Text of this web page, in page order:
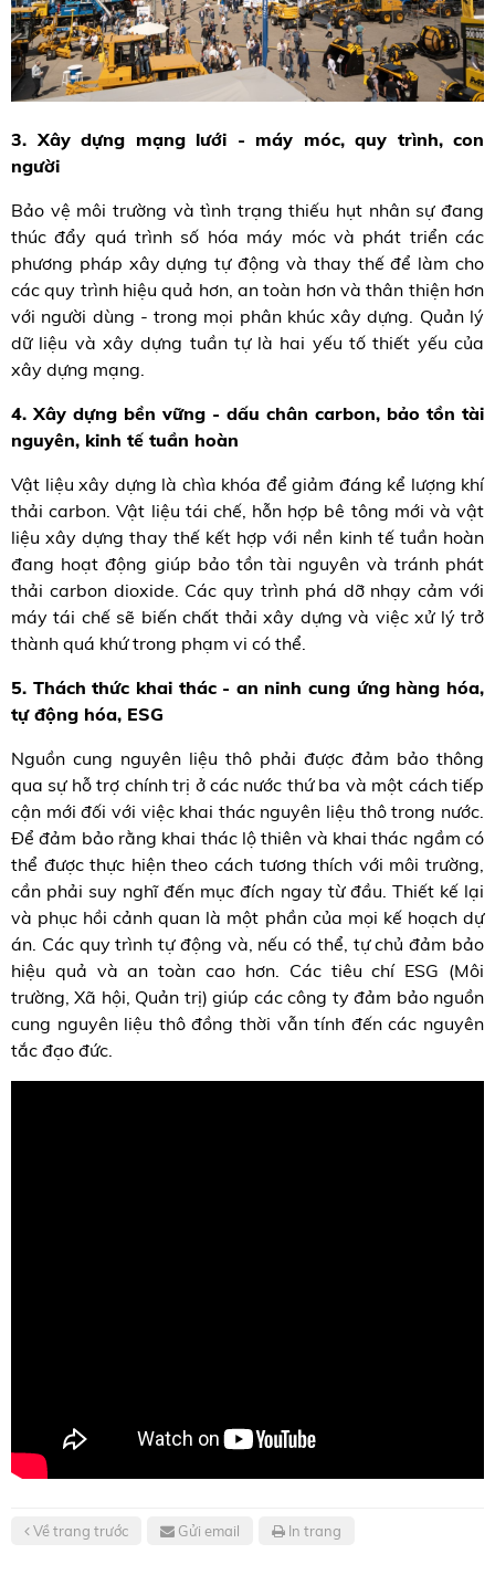
3. Xây dựng mạng lưới - máy móc, quy trình, con
người
Bảo vệ môi trường và tình trạng thiếu hụt nhân sự đang
thúc đẩy quá trình số hóa máy móc và phát triển các
phương pháp xây dựng tự động và thay thế để làm cho
các quy trình hiệu quả hơn, an toàn hơn và thân thiện hơn
với người dùng - trong mọi phân khúc xây dựng. Quản lý
dữ liệu và xây dựng tuần tự là hai yếu tố thiết yếu của
xây dựng mạng.
4. Xây dựng bền vững - dấu chân carbon, bảo tồn tài
nguyên, kinh tế tuần hoàn
Vật liệu xây dựng là chìa khóa để giảm đáng kể lượng khí
thải carbon. Vật liệu tái chế, hỗn hợp bê tông mới và vật
liệu xây dựng thay thế kết hợp với nền kinh tế tuần hoàn
đang hoạt động giúp bảo tồn tài nguyên và tránh phát
thải carbon dioxide. Các quy trình phá dỡ nhạy cảm với
máy tái chế sẽ biến chất thải xây dựng và việc xử lý trở
thành quá khứ trong phạm vi có thể.
5. Thách thức khai thác - an ninh cung ứng hàng hóa,
tự động hóa, ESG
Nguồn cung nguyên liệu thô phải được đảm bảo thông
qua sự hỗ trợ chính trị ở các nước thứ ba và một cách tiếp
cận mới đối với việc khai thác nguyên liệu thô trong nước.
Để đảm bảo rằng khai thác lộ thiên và khai thác ngầm có
thể được thực hiện theo cách tương thích với môi trường,
cần phải suy nghĩ đến mục đích ngay từ đầu. Thiết kế lại
và phục hồi cảnh quan là một phần của mọi kế hoạch dự
án. Các quy trình tự động và, nếu có thể, tự chủ đảm bảo
hiệu quả và an toàn cao hơn. Các tiêu chí ESG (Môi
trường, Xã hội, Quản trị) giúp các công ty đảm bảo nguồn
cung nguyên liệu thô đồng thời vẫn tính đến các nguyên
tắc đạo đức.
Về trang trước Gửi email In trang